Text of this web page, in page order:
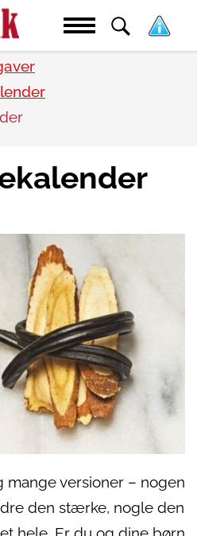
mange versioner – nogen
den stærke, nogle den